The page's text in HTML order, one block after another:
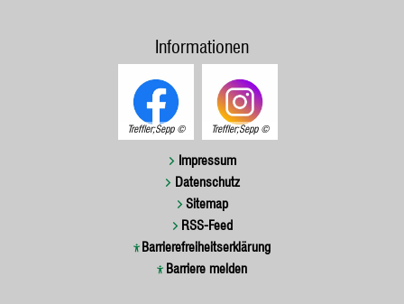
Informationen
Treffler;Sepp Treffler;Sepp
Impressum
Datenschutz
Sitemap
RSS-Feed
Barrierefreiheitserklärung
Barriere melden